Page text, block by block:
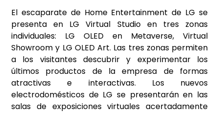
El escaparate de Home Entertainment de LG se
presenta en LG Virtual Studio en tres zonas
individuales: LG OLED en Metaverse, Virtual
Showroom y LG OLED Art. Las tres zonas permiten
a los visitantes descubrir y experimentar los
últimos productos de la empresa de formas
atractivas e interactivas. Los nuevos
electrodomésticos de LG se presentarán en las
salas de exposiciones virtuales acertadamente